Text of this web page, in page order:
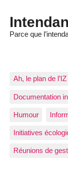
Parce que
Ah, le plan de l’IZ
Documentation
Humour
Initiatives
Réunions de